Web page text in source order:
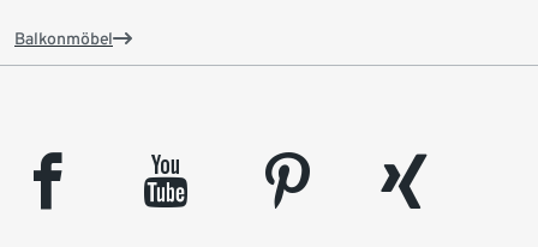
Balkonmöbel
facebook youtube pinterest
xing